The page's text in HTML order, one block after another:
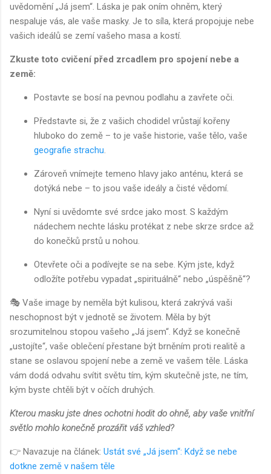
uvědomění „Já jsem“. Láska je pak oním ohněm, který
nespaluje vás, ale vaše masky. Je to síla, která propojuje nebe
vašich ideálů se zemí vašeho masa a kostí.
Zkuste toto cvičení před zrcadlem pro spojení nebe a
země:
Postavte se bosí na pevnou podlahu a zavřete oči.
Představte si, že z vašich chodidel vrůstají kořeny
hluboko do země – to je vaše historie, vaše tělo, vaše
geografie strachu
Zároveň vnímejte temeno hlavy jako anténu, která se
dotýká nebe – to jsou vaše ideály a čisté vědomí.
Nyní si uvědomte své srdce jako most. S každým
nádechem nechte lásku protékat z nebe skrze srdce až
do konečků prstů u nohou.
Otevřete oči a podívejte se na sebe. Kým jste, když
odložíte potřebu vypadat „spirituálně“ nebo „úspěšně“?
🎭 Vaše image by neměla být kulisou, která zakrývá vaši
neschopnost být v jednotě se životem. Měla by být
srozumitelnou stopou vašeho „Já jsem“. Když se konečně
„ustojíte“, vaše oblečení přestane být brněním proti realitě a
stane se oslavou spojení nebe a země ve vašem těle. Láska
vám dodá odvahu svítit světu tím, kým skutečně jste, ne tím,
kým byste chtěli být v očích druhých.
Kterou masku jste dnes ochotni hodit do ohně, aby vaše vnitřní
světlo mohlo konečně prozářit váš vzhled?
👉 Navazuje na článek: Ustát své „Já jsem“: Když se nebe
dotkne země v našem těle